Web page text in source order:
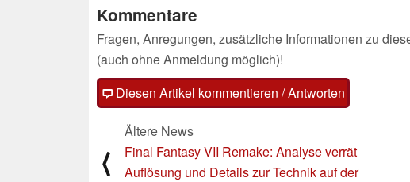
Kommentare
Fragen, Anregungen, zusätzliche Informationen zu
(auch ohne Anmeldung möglich)!
Diesen Artikel kommentieren / Antworten
⟨
Ältere News
Final Fantasy VII Remake: Analyse verrät
Auflösung und Details zur Technik auf der